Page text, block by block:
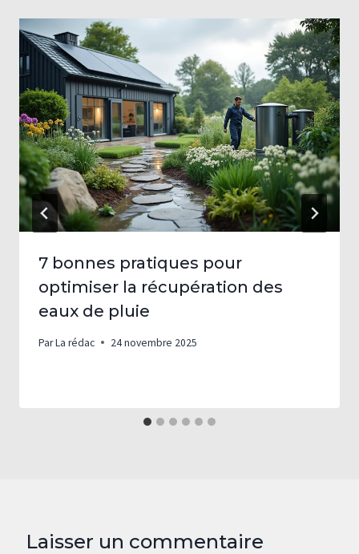
7 bonnes pratiques pour
optimiser la récupération des
eaux de pluie
ParLa rédac 24 novembre 2025
Laisser un commentaire